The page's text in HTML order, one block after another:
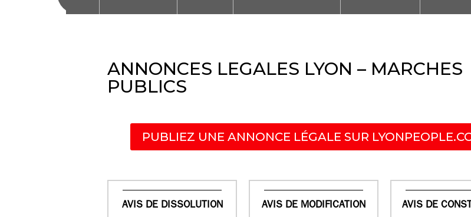
ANNONCES LEGALES LYON – MARCHES
PUBLICS
PUBLIEZ UNE ANNONCE LÉGALE SUR
AVIS DE DISSOLUTION AVIS DE MODIFICATION AVIS DE